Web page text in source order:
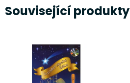
Související produkty